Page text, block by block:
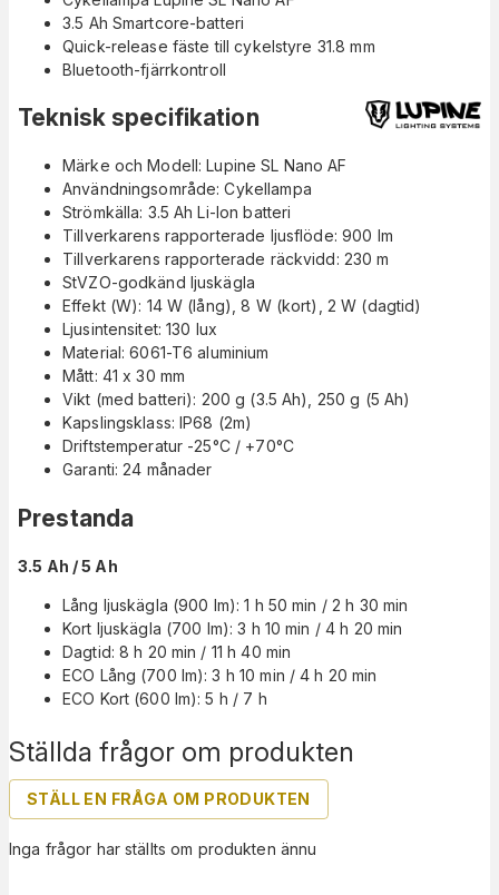
Ställda frågor om produkten
STÄLL EN FRÅGA OM PRODUKTEN
Inga frågor har ställts om produkten ännu
3.5 Ah Smartcore-batteri
Quick-release fäste till cykelstyre 31.8 mm
Bluetooth-fjärrkontroll
Teknisk specifikation
Märke och Modell: Lupine SL Nano AF
Användningsområde: Cykellampa
Strömkälla: 3.5 Ah Li-Ion batteri
Tillverkarens rapporterade ljusflöde: 900 lm
Tillverkarens rapporterade räckvidd: 230 m
StVZO-godkänd ljuskägla
Effekt (W): 14 W (lång), 8 W (kort), 2 W (dagtid)
Ljusintensitet: 130 lux
Material: 6061-T6 aluminium
Mått: 41 x 30 mm
Vikt (med batteri): 200 g (3.5 Ah), 250 g (5 Ah)
Kapslingsklass: IP68 (2m)
Driftstemperatur -25°C / +70°C
Garanti: 24 månader
Prestanda
3.5 Ah / 5 Ah
Lång ljuskägla (900 lm): 1 h 50 min / 2 h 30 min
Kort ljuskägla (700 lm): 3 h 10 min / 4 h 20 min
Dagtid: 8 h 20 min / 11 h 40 min
ECO Lång (700 lm): 3 h 10 min / 4 h 20 min
ECO Kort (600 lm): 5 h / 7 h